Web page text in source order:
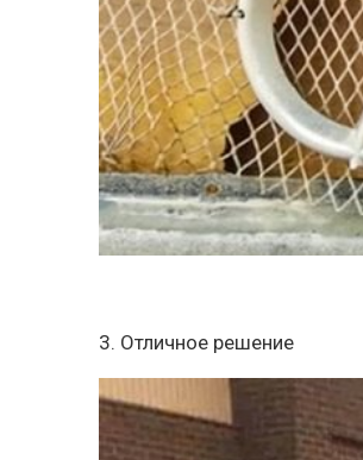
3. Отличное решение